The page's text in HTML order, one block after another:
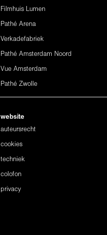
Filmhuis Lumen
Pathé Arena
Verkadefabriek
Pathé Amsterdam Noord
Vue Amsterdam
Pathé Zwolle
website
auteursrecht
cookies
techniek
colofon
privacy